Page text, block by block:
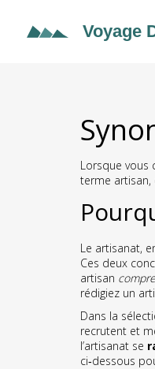
Lorsque vous
terme artisan,
Le artisanat,
Ces deux
artisan
rédigiez un
Dans la
recrutent et
l’artisanat se
ci‑dessous